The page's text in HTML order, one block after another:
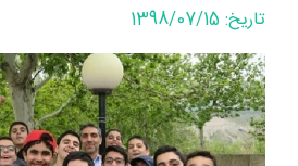
تاریخ: 1398/07/15